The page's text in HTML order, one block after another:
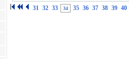
31 32 33 34 35 36 37 38 39 40